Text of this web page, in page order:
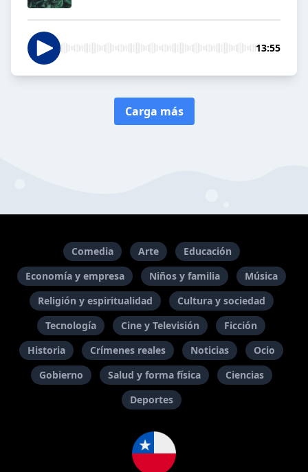
13:55
Carga más
Comedia Arte
Educación
Economía y empresa
Niños y familia
Música
Religión y espiritualidad
Cultura y sociedad
Tecnología
Cine y Televisión
Ficción
Historia
Crímenes reales Noticias
Ocio
Gobierno
Salud y forma física
Ciencias
Deportes